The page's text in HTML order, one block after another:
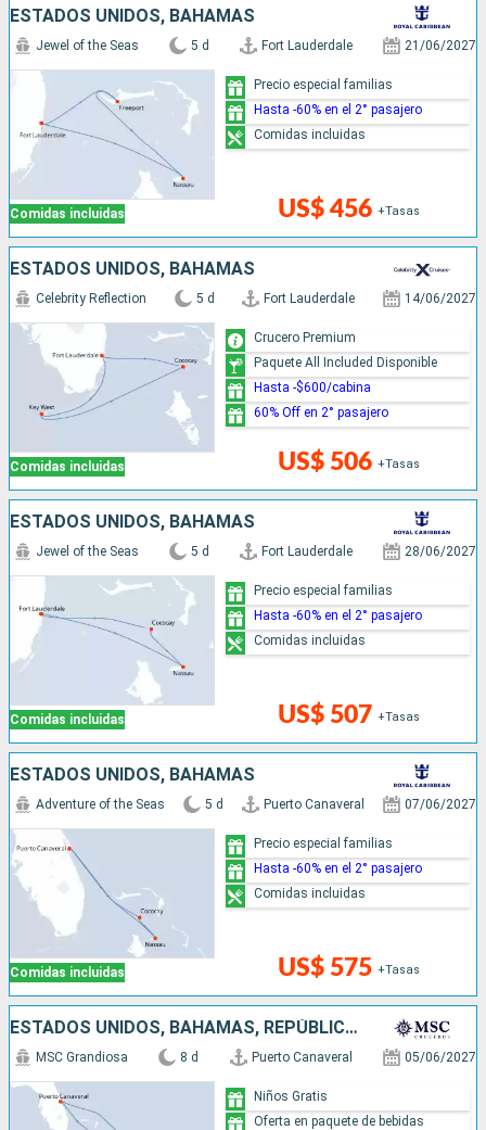
ESTADOS UNIDOS, BAHAMAS
Comidas incluidas
Jewel of the Seas 5 d Fort Lauderdale 21/06/2027
US$ 456 +Tasas
Precio especial familias
Hasta -60% en el 2° pasajero
Comidas incluidas
ESTADOS UNIDOS, BAHAMAS
Comidas incluidas
Celebrity Reflection 5 d Fort Lauderdale 14/06/2027
US$ 506 +Tasas
Crucero Premium
Paquete All Included Disponible
Hasta -$600/cabina
60% Off en 2° pasajero
ESTADOS UNIDOS, BAHAMAS
Comidas incluidas
Jewel of the Seas 5 d Fort Lauderdale 28/06/2027
US$ 507 +Tasas
Precio especial familias
Hasta -60% en el 2° pasajero
Comidas incluidas
ESTADOS UNIDOS, BAHAMAS
Comidas incluidas
Adventure of the Seas 5 d Puerto Canaveral 07/06/2027
US$ 575 +Tasas
Precio especial familias
Hasta -60% en el 2° pasajero
Comidas incluidas
ESTADOS UNIDOS, BAHAMAS, REPÚBLICA DOMINICANA
MSC Grandiosa 8 d Puerto Canaveral 05/06/2027
Niños Gratis
Oferta en paquete de bebidas